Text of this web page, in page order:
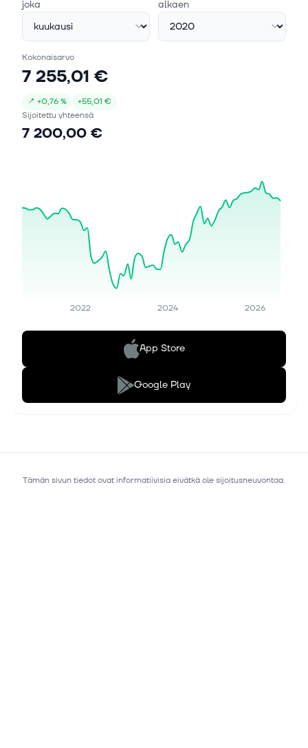
joka alkaen
Kokonaisarvo
7 255,01 €
↗ +0,76 % +55,01 €
Sijoitettu yhteensä
7 200,00 €
2022 2024 2026
App Store
Google Play
Tämän sivun tiedot ovat informatiivisia eivätkä ole sijoitusneuvontaa.